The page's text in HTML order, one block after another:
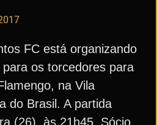
FC está organizando
os torcedores para
na Vila
do Brasil. A partida
(26), às 21h45. Sócio